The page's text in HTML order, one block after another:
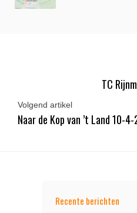
TC
Volgend artikel
Naar de Kop van ’t Land 10-
Recente berichten